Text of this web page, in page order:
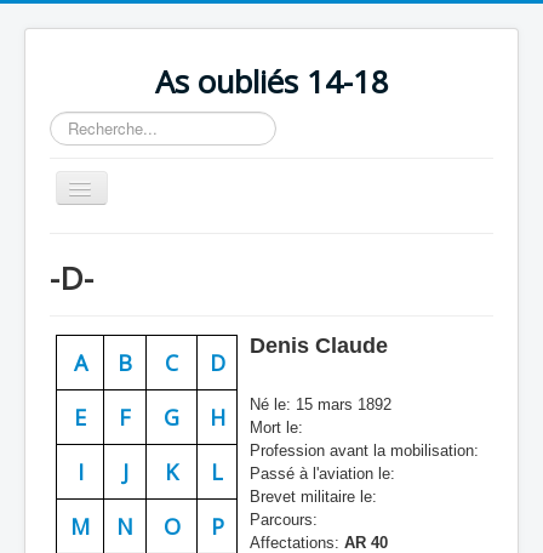
As oubliés 14-18
Rechercher
Basculer
la
Chronologie
Escadrilles
Organisation
Avions
Formation
Doctrines
-D-
A B C
D
E
F G
H
I
J K
L
M
N O
P
Denis Claude
Né le: 15 mars 1892
Mort le:
Profession avant la mobilisation:
Passé à l'aviation le:
Brevet militaire le:
Parcours:
Affectations: AR 40